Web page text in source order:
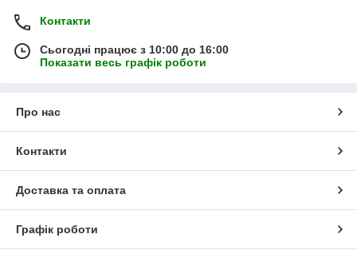
Контакти
Сьогодні працює з 10:00 до 16:00
Показати весь графік роботи
Про нас
Контакти
Доставка та оплата
Графік роботи